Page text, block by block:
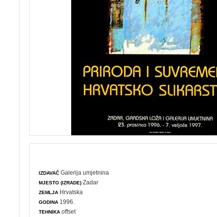
IZDAVAČ Galerija umjetnina
MJESTO (IZRADE) Zadar
ZEMLJA Hrvatska
GODINA 1996.
TEHNIKA offset